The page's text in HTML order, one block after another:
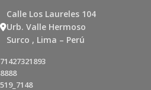
Calle Los Laureles 104
Urb. Valle Hermoso
Surco , Lima – Perú
71427321893
8888
519_7148